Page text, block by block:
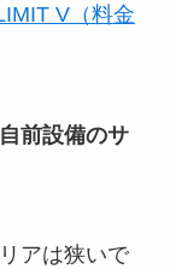
V（料金
前設備のサ
アは狭いで